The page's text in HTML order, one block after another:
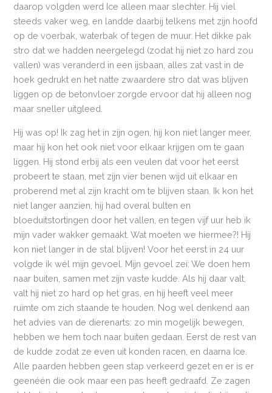
daarop volgden werd Ice alleen maar slechter. Hij viel
steeds vaker weg, en landde daarbij telkens met zijn hoofd
op de voerbak, waterbak of tegen de muur. Het dikke pak
stro dat we hadden neergelegd (zodat hij niet zo hard zou
vallen) was veranderd in een ijsbaan, alles zat vast in de
hoek gedrukt en het natte zwaardere stro dat was blijven
liggen op de betonvloer zorgde ervoor dat hij alleen nog
maar sneller uitgleed.
Hij was op! Ik zag het in zijn ogen, hij kon niet langer meer,
maar hij kon het ook niet voor elkaar krijgen om te gaan
liggen. Hij stond erbij als een veulen dat voor het eerst
probeert te staan, met zijn vier benen wijd uit elkaar en
proberend met al zijn kracht om te blijven staan. Ik kon het
niet langer aanzien, hij had overal bulten en
bloeduitstortingen door het vallen, en tegen vijf uur heb ik
mijn vader wakker gemaakt. Wat moeten we hiermee?! Hij
kon niet langer in de stal blijven! Voor het eerst in 24 uur
volgde ik wél mijn gevoel. Mijn gevoel zei: We doen hem
naar buiten, samen met zijn vaste kudde. Als hij daar valt,
valt hij niet zo hard op het gras, en hij heeft veel meer
ruimte om zich staande te houden. Nog wel denkend aan
het advies van de dierenarts: zo min mogelijk bewegen,
hebben we hem toch naar buiten gedaan. Eerst de rest van
de kudde zodat ze even uit konden racen, en daarna Ice.
Alle paarden hebben geen stap verkeerd gezet en er is er
geenéén die ook maar een pas heeft gedraafd. Ze zagen